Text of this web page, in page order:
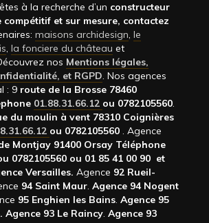
à la recherche d’un constructeur
compétitif et sur mesure, contactez
maisons archidesign, le
, la fonciere du château et
nos Mentions légales,
et RGPD. Nos agences
: 9 route de la Brosse 78460
01.88.31.66.12 ou 0782105560.
du moulin à vent 78310 Coignières
ou 0782105560 . Agence
Montjay 91400 Orsay Téléphone
0782105560 ou 01 85 41 00 90 et
Versailles. Agence 92 Rueil-
94 Saint Maur. Agence 94 Nogent
95 Enghien les Bains. Agence 95
Agence 93 Le Raincy. Agence 93